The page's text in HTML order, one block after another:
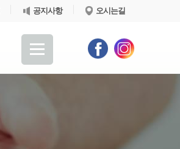
공지사항 오시는길